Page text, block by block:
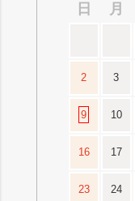
日
月
2 3
9 10
16 17
23 24